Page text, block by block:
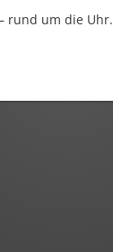
rund um die Uhr.